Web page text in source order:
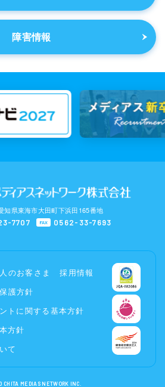
障害情報
知県東海市大田町下浜田165番地
7707
FAX 0562-33-7693
のお客さま
採用情報
護方針
トに関する基本方針
方針
て
MEDIAS NETWORK INC.